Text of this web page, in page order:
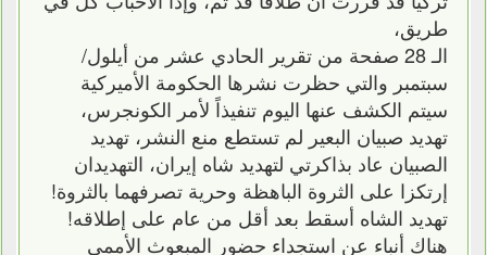
طريق،
الـ 28 صفحة من تقرير الحادي عشر من أيلول/
سبتمبر والتي حظرت نشرها الحكومة الأميركية
سيتم الكشف عنها اليوم تنفيذاً لأمر الكونجرس،
تهديد صبيان البعير لم تستطع منع النشر، تهديد
الصبيان عاد بذاكرتي لتهديد شاه إيران، التهديدان
إرتكزا على الثروة الباهظة وحرية تصرفهما بالثروة!
تهديد الشاه أسقط بعد أقل من عام على إطلاقه!
هناك أنباء عن استجداء حضور المبعوث الأممي